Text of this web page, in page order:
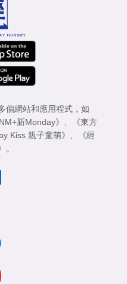
個網站和應用程式，如
NM+新Monday》
《東方
Kiss 親子童萌》
《經
。